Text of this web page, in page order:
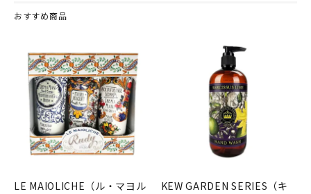
おすすめ商品
LE MAIOLICHE（ル・マヨル
KEW GARDEN SERIES（キ